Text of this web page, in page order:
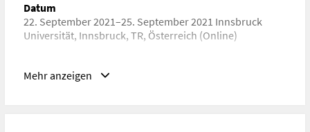
Datum
22. September 2021–25. September 2021 Innsbruck
Universität, Innsbruck, TR, Österreich (Online)
https://www.uibk.ac.at/congress/gfm/
Mehr anzeigen